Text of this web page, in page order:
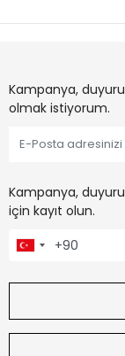
Kampanya,
olmak istiyorum.
Kampanya,
için kayıt olun.